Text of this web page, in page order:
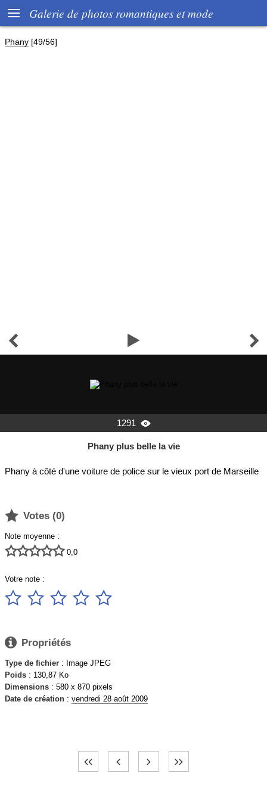
 Galerie de photos romantiques et mode
Phany [49/56]
  
1291 
Phany plus belle la vie
Phany à côté d'une voiture de police sur le vieux port de Marseille
 Votes (0)
Note moyenne :
 0,0
Votre note :
    
 Propriétés
Type de fichier : Image JPEG
Poids : 130,87 Ko
Dimensions : 580 x 870 pixels
Date de création : vendredi 28 août 2009